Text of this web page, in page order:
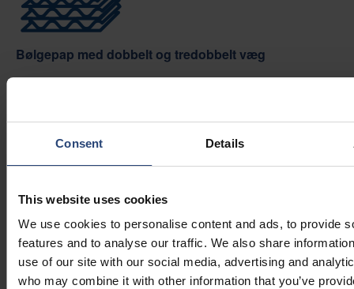
Consent Details
This website uses cookies
We use cookies to personalise content and ads, to provide
features and to analyse our traffic. We also share
use of our site with our social media, advertising and
who may combine it with other information that you’ve
Bølgepap med dobbelt og tredobbelt væg
Bølgepap af høj kvalitet med dobbelt- og tredobbelt væg
Høje ECT-værdier (Edge Crush Test)
Bølgepap med høje ECT-værdier, typisk over 15 kN/m,